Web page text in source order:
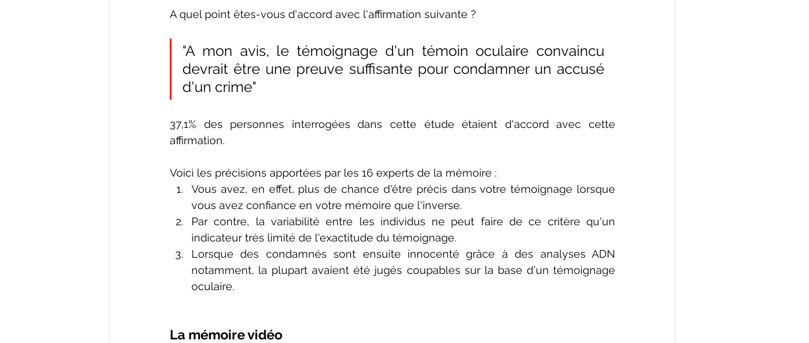
A quel point êtes-vous d'accord avec l'affirmation suivante ?
"A mon avis, le témoignage d'un témoin oculaire convaincu
devrait être une preuve suffisante pour condamner un accusé
d'un crime"
37,1% des personnes interrogées dans cette étude étaient d'accord avec cette
affirmation.
Voici les précisions apportées par les 16 experts de la mémoire :
Vous avez, en effet, plus de chance d'être précis dans votre témoignage lorsque
vous avez confiance en votre mémoire que l'inverse.
Par contre, la variabilité entre les individus ne peut faire de ce critère qu'un
indicateur très limité de l'exactitude du témoignage.
Lorsque des condamnés sont ensuite innocenté grâce à des analyses ADN
notamment, la plupart avaient été jugés coupables sur la base d'un témoignage
oculaire.
La mémoire vidéo